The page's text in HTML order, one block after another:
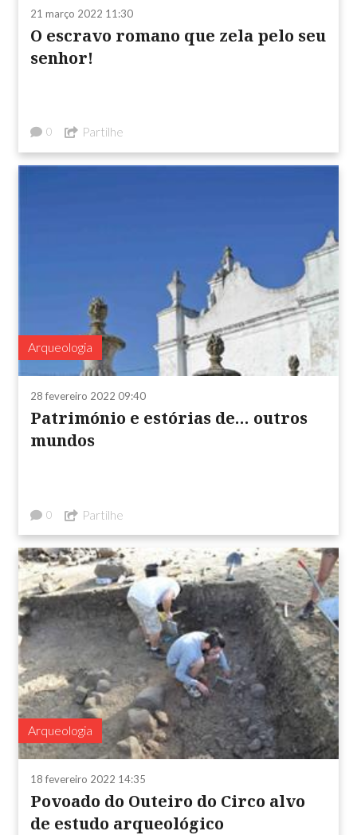
21 março 2022 11:30
O escravo romano que zela pelo seu
senhor!
0 Partilhe
Arqueologia
28 fevereiro 2022 09:40
Património e estórias de… outros
mundos
0 Partilhe
Arqueologia
18 fevereiro 2022 14:35
Povoado do Outeiro do Circo alvo
de estudo arqueológico